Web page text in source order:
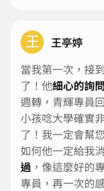
王
王亭婷
當我第一次，接
了！他細心的詢
週轉，青輝專員
小孩唸大學確實
了！我一定會幫
如何他一定給我
過 ，像這麼好的
專員，再一次的